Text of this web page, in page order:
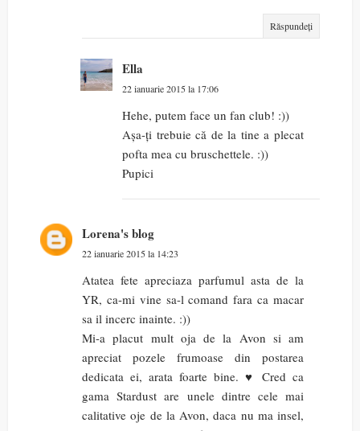
Răspundeți
Ella
22 ianuarie 2015 la 17:06
Hehe, putem face un fan club! :))
Așa-ți trebuie că de la tine a plecat
pofta mea cu bruschettele. :))
Pupici
Lorena's blog
22 ianuarie 2015 la 14:23
Atatea fete apreciaza parfumul asta de la
YR, ca-mi vine sa-l comand fara ca macar
sa il incerc inainte. :))
Mi-a placut mult oja de la Avon si am
apreciat pozele frumoase din postarea
dedicata ei, arata foarte bine. ♥ Cred ca
gama Stardust are unele dintre cele mai
calitative oje de la Avon, daca nu ma insel,